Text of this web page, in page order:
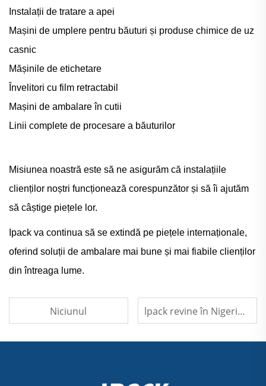
Instalații de tratare a apei
Mașini de umplere pentru băuturi și produse chimice de uz
casnic
Mășinile de etichetare
Învelitori cu film retractabil
Mașini de ambalare în cutii
Linii complete de procesare a băuturilor
Misiunea noastră este să ne asigurăm că instalațiile
clienților noștri funcționează corespunzător și să îi ajutăm
să câștige piețele lor.
Ipack va continua să se extindă pe piețele internaționale,
oferind soluții de ambalare mai bune și mai fiabile clienților
din întreaga lume.
Niciunul lpack revine în Nigeria la clientul său | Linie de umplere pentru apă îmbuteliată de 8.000 btl/h, 750 ml, funcționând stabil Subtitlu: Zhangjiagang lpack Machine Co., Ltd – Studiu de caz pe piața africană